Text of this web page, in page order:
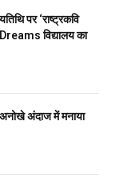
पर ‘राष्ट्रकवि
विद्यालय का
अंदाज में मनाया